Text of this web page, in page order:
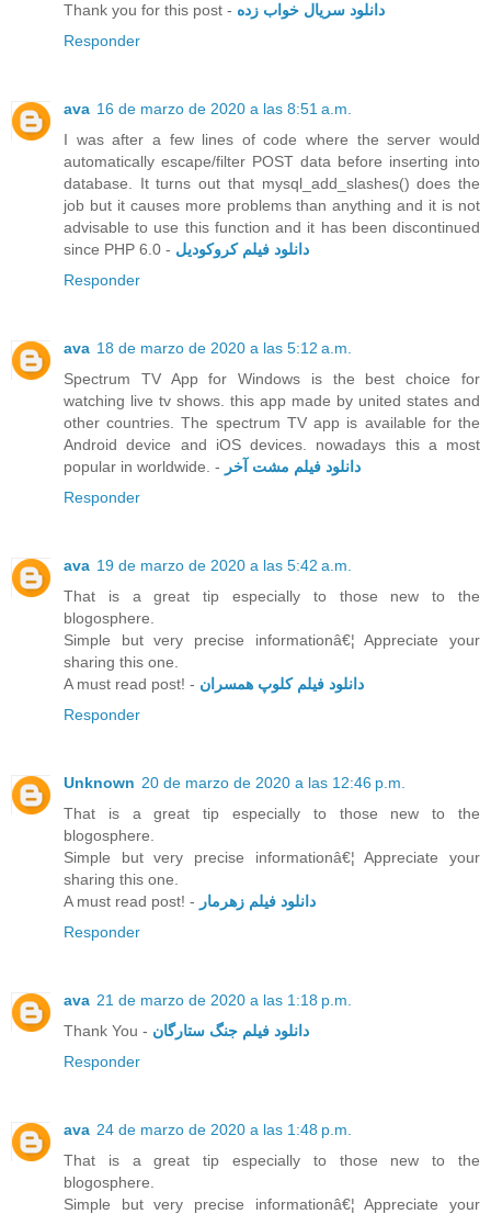
Thank you for this post - دانلود سریال خواب زده
Responder
ava 16 de marzo de 2020 a las 8:51 a.m.
I was after a few lines of code where the server would
automatically escape/filter POST data before inserting into
database. It turns out that mysql_add_slashes() does the
job but it causes more problems than anything and it is not
advisable to use this function and it has been discontinued
since PHP 6.0 - دانلود فیلم کروکودیل
Responder
ava 18 de marzo de 2020 a las 5:12 a.m.
Spectrum TV App for Windows is the best choice for
watching live tv shows. this app made by united states and
other countries. The spectrum TV app is available for the
Android device and iOS devices. nowadays this a most
popular in worldwide. - دانلود فیلم مشت آخر
Responder
ava 19 de marzo de 2020 a las 5:42 a.m.
That is a great tip especially to those new to the
blogosphere.
Simple but very precise informationâ€¦ Appreciate your
sharing this one.
A must read post! - دانلود فیلم کلوپ همسران
Responder
Unknown 20 de marzo de 2020 a las 12:46 p.m.
That is a great tip especially to those new to the
blogosphere.
Simple but very precise informationâ€¦ Appreciate your
sharing this one.
A must read post! - دانلود فیلم زهرمار
Responder
ava 21 de marzo de 2020 a las 1:18 p.m.
Thank You - دانلود فیلم جنگ ستارگان
Responder
ava 24 de marzo de 2020 a las 1:48 p.m.
That is a great tip especially to those new to the
blogosphere.
Simple but very precise informationâ€¦ Appreciate your